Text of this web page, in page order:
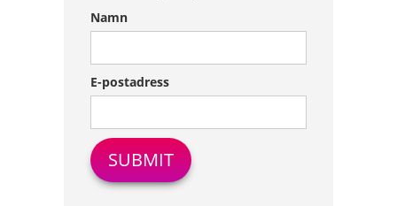
Namn
E-postadress